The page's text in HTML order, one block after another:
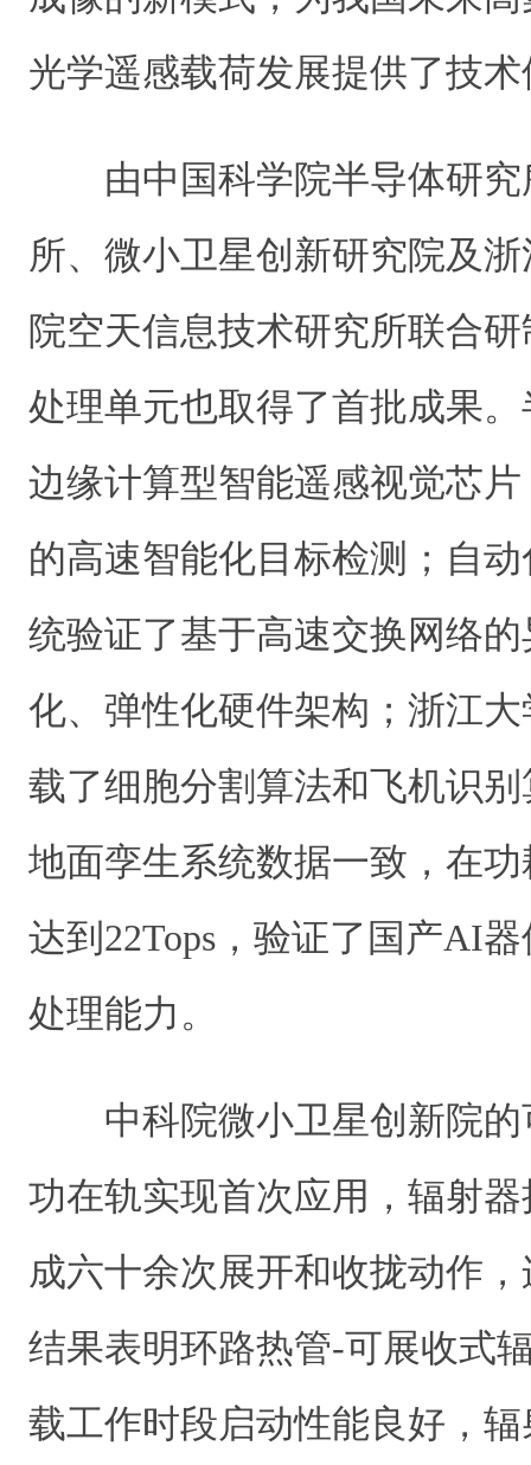
光学遥感载荷发展提供了技
由中国科学院半导体研
所、微小卫星创新研究院及
院空天信息技术研究所联合
处理单元也取得了首批成果
边缘计算型智能遥感视觉芯
的高速智能化目标检测；自
统验证了基于高速交换网络
化、弹性化硬件架构；浙江
载了细胞分割算法和飞机识
地面孪生系统数据一致，在
达到22Tops，验证了国产AI
处理能力。
中科院微小卫星创新院
功在轨实现首次应用，辐射
成六十余次展开和收拢动作
结果表明环路热管-可展收式
载工作时段启动性能良好，